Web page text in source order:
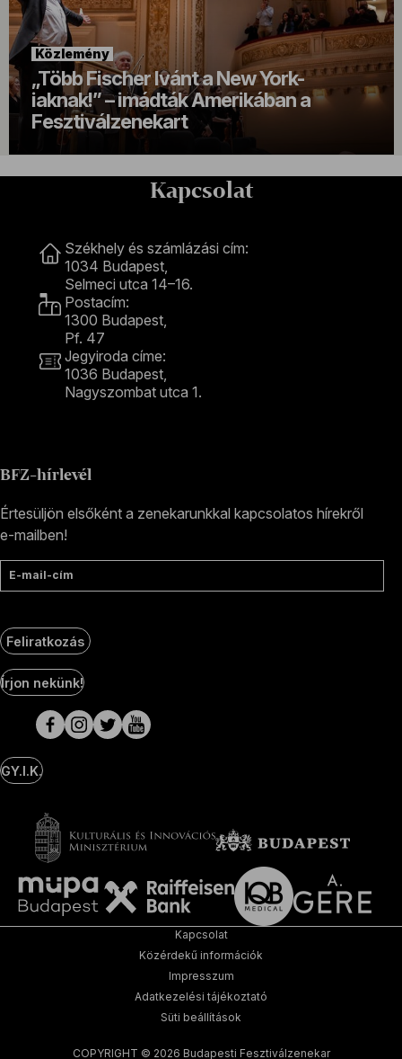
Közlemény
„Több Fischer Ivánt a New York-
iaknak!” – imádták Amerikában a
Fesztiválzenekart
Kapcsolat
Székhely és számlázási cím:
1034 Budapest,
Selmeci utca 14–16.
Postacím:
1300 Budapest,
Pf. 47
Jegyiroda címe:
1036 Budapest,
Nagyszombat utca 1.
BFZ-hírlevél
Értesüljön elsőként a zenekarunkkal kapcsolatos hírekről
e-mailben!
E-mail-cím
Feliratkozás
Social
Media
oldalak
Írjon nekünk!
GY.I.K.
COPYRIGHT © 2026 Budapesti Fesztiválzenekar
Kapcsolat
Közérdekű információk
Impresszum
Adatkezelési tájékoztató
Süti beállítások